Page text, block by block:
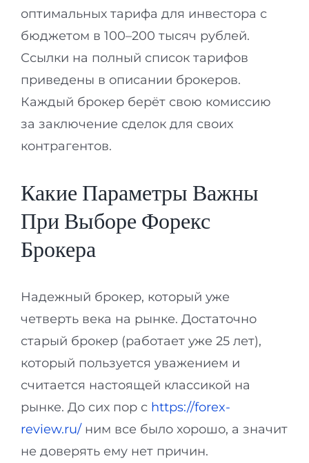
оптимальных тарифа для инвестора с
бюджетом в 100–200 тысяч рублей.
Ссылки на полный список тарифов
приведены в описании брокеров.
Каждый брокер берёт свою комиссию
за заключение сделок для своих
контрагентов.
Какие Параметры Важны
При Выборе Форекс
Брокера
Надежный брокер, который уже
четверть века на рынке. Достаточно
старый брокер (работает уже 25 лет),
который пользуется уважением и
считается настоящей классикой на
рынке. До сих пор с https://forex-
review.ru/ ним все было хорошо, а значит
не доверять ему нет причин.